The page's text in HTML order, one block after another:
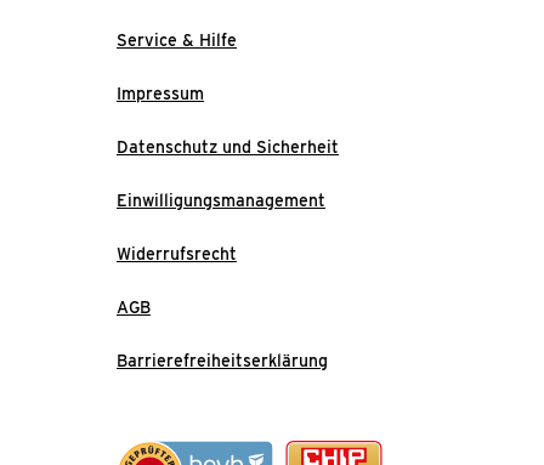
Service & Hilfe
Impressum
Datenschutz und Sicherheit
Einwilligungsmanagement
Widerrufsrecht
AGB
Barrierefreiheitserklärung